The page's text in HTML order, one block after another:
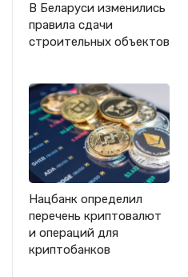
В Беларуси изменились
правила сдачи
строительных объектов
Нацбанк определил
перечень криптовалют
и операций для
криптобанков